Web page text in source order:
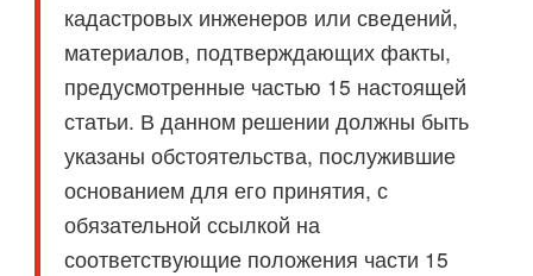
кадастровых инженеров или сведений,
материалов, подтверждающих факты,
предусмотренные частью 15 настоящей
статьи. В данном решении должны быть
указаны обстоятельства, послужившие
основанием для его принятия, с
обязательной ссылкой на
соответствующие положения части 15